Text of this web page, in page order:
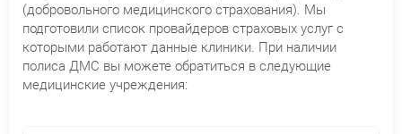
(добровольного медицинского страхования). Мы
подготовили список провайдеров страховых услуг с
которыми работают данные клиники. При наличии
полиса ДМС вы можете обратиться в следующие
медицинские учреждения: